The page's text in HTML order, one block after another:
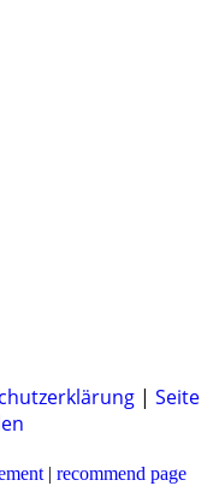
| Seite
| recommend page